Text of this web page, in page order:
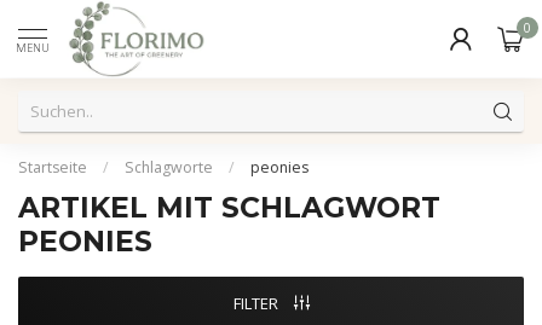
MENU
0
Startseite / Schlagworte / peonies
ARTIKEL MIT SCHLAGWORT
PEONIES
FILTER